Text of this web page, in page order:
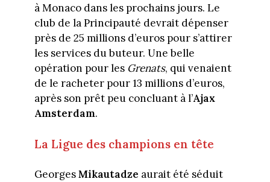
à Monaco dans les prochains jours. Le
club de la Principauté devrait dépenser
près de 25 millions d’euros pour s’attirer
les services du buteur. Une belle
opération pour les Grenats, qui venaient
de le racheter pour 13 millions d’euros,
après son prêt peu concluant à l’Ajax
Amsterdam.
La Ligue des champions en tête
GeorgesMikautadze aurait été séduit